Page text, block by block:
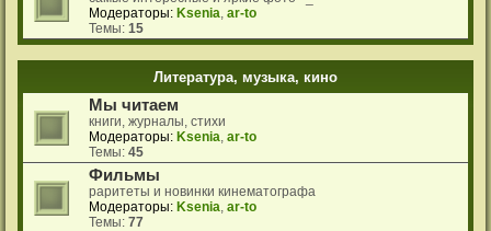
Модераторы: Ksenia ar-to
Темы: 15
Литература, музыка, кино
Мы читаем
книги, журналы, стихи
Модераторы: Ksenia ar-to
Темы: 45
Фильмы
раритеты и новинки кинематографа
Модераторы: Ksenia ar-to
Темы: 77